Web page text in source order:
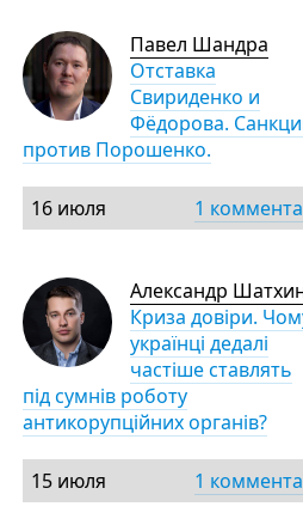
Павел Шандра
Отставка
Свириденко и
Фёдорова.
против Порошенко.
16 июля 1
Александр
Криза довіри.
українці дедалі
частіше ставлять
під сумнів роботу
антикорупційних органів?
15 июля 1